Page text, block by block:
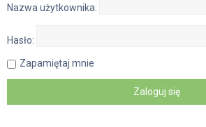
Nazwa użytkownika:
Hasło:
Zapamiętaj mnie